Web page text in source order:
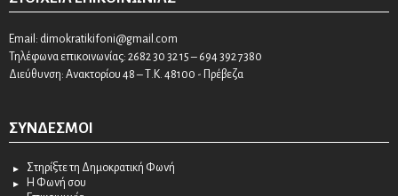
Email: dimokratikifoni@gmail.com
Τηλέφωνα επικοινωνίας: 2682 30 32 15 – 694 392 7380
Διεύθυνση: Ανακτορίου 48 – Τ.Κ. 48100 - Πρέβεζα
ΣΎΝΔΕΣΜΟΙ
Στηρίξτε τη Δημοκρατική Φωνή
Η Φωνή σου